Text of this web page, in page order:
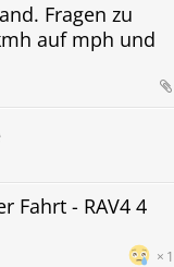
Fragen zu
auf mph und
Fahrt - RAV4 4
1